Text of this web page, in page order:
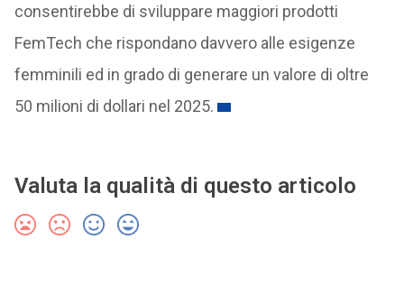
consentirebbe di sviluppare maggiori prodotti
FemTech che rispondano davvero alle esigenze
femminili ed in grado di generare un valore di oltre
50 milioni di dollari nel 2025.
Valuta la qualità di questo articolo